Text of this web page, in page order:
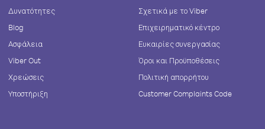
Δυνατότητες
Blog
Ασφάλεια
Viber Out
Χρεώσεις
Υποστήριξη
Σχετικά με το Viber
Επιχειρηματικό κέντρο
Ευκαιρίες συνεργασίας
Όροι και Προϋποθέσεις
Πολιτική απορρήτου
Customer Complaints Code